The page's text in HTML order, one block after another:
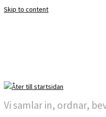
Skip to content
Vi samlar in, ordnar,